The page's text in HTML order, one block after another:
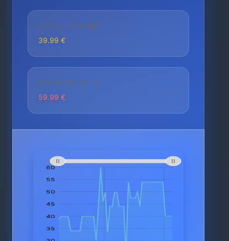
AKTUELLER PREIS
39.99 €
HÖCHSTER PREIS
59.99 €